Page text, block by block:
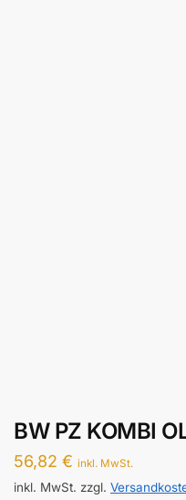
BW PZ KOMBI
56,82 € inkl. MwSt.
inkl. MwSt. zzgl.